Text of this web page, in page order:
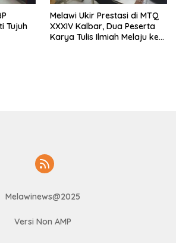
Tujuh
Melawi Ukir Prestasi di MTQ
XXXIV Kalbar, Dua Peserta
Karya Tulis Ilmiah Melaju ke
Melawinews@2025
Versi Non AMP